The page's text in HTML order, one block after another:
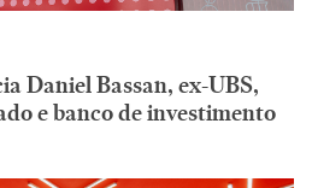
Daniel Bassan, ex-UBS,
e banco de investimento